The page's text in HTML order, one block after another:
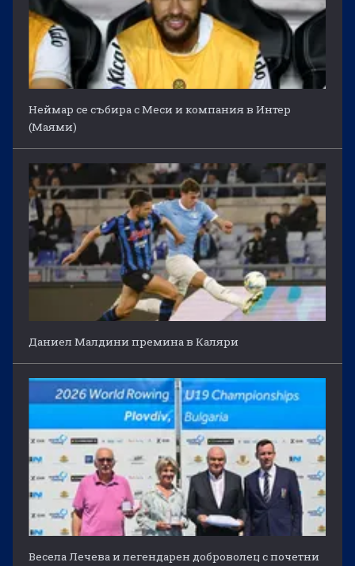
Неймар се събира с Меси и компания в Интер
(Маями)
Даниел Малдини премина в Каляри
Весела Лечева и легендарен доброволец с почетни